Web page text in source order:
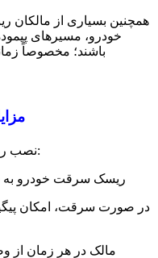
همچنین بسیاری از مالکان
خودرو، مسیرهای
باشند؛ مخصوصاً
نصب ردیاب روی خودروی ریرا باعث می‌شود:
ریسک سرقت خودرو به
در صورت سرقت، امکان
مالک در هر زمان از